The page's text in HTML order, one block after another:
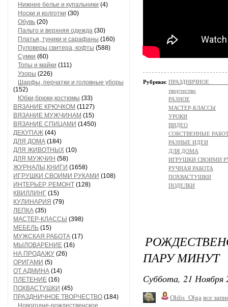
Нижнее белье и купальники (4)
Носки и колготки (30)
Обувь (20)
Пальто и верхняя одежда (30)
Платья, туники и сарафаны (160)
Пуловеры,свитера, кофты (588)
Сумки (60)
Топы и майки (111)
Узоры (226)
Шарфы, перчатки и головные уборы
(152)
Юбки,брюки,костюмы (33)
ВЯЗАНИЕ КРЮЧКОМ (1127)
ВЯЗАНИЕ МУЖЧИНАМ (15)
ВЯЗАНИЕ СПИЦАМИ (1450)
ДЕКУПАЖ (44)
ДЛЯ ДОМА (184)
ДЛЯ ЖИВОТНЫХ (10)
ДЛЯ МУЖЧИН (58)
ЖУРНАЛЫ,КНИГИ (1658)
ИГРУШКИ СВОИМИ РУКАМИ (108)
ИНТЕРЬЕР, РЕМОНТ (128)
КВИЛЛИНГ (15)
КУЛИНАРИЯ (79)
ЛЕПКА (35)
МАСТЕР-КЛАССЫ (398)
МЕБЕЛЬ (15)
МУЖСКАЯ РАБОТА (17)
МЫЛОВАРЕНИЕ (16)
НА ПРОДАЖУ (26)
ОРИГАМИ (5)
ОТ АДМИНА (14)
ПЛЕТЕНИЕ (16)
ПОХВАСТУШКИ (45)
ПРАЗДНИЧНОЕ ТВОРЧЕСТВО (184)
Новогодне-рождественское
Рубрики: ПРАЗДНИЧНОЕ
творчество
РАЗНОЕ
МАСТЕР-КЛАССЫ
УРОКИ
ВИДЕО
СОБСТВЕННЫЕ
РАЗНЫЕ ИДЕИ
ДЛЯ ДОМА
ИГРУШКИ СВОИМИ
РУЧНАЯ РАБОТА
ПОХВАСТУШКИ
ПОДЕЛКИ
ПАРУ МИНУТ
Суббота, 21 Ноября
Oldis_Olga все